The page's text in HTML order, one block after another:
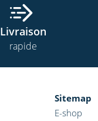
Livraison
rapide
Sitemap
E-shop